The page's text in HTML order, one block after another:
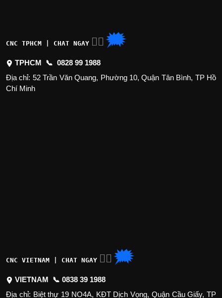
CNC TPHCM | CHAT NGAY 👉🏽 🗯
TPHCM 📞 0828 99 1988
Địa chỉ: 52 Trần Văn Quang, Phường 10, Quận Tân Bình, TP Hồ
Chí Minh
CNC VIETNAM | CHAT NGAY 👉🏽 🗯
VIETNAM 📞 0838 39 1988
Địa chỉ: Biệt thự 19 NO4A, KĐT Dịch Vọng, Quận Cầu Giấy, TP